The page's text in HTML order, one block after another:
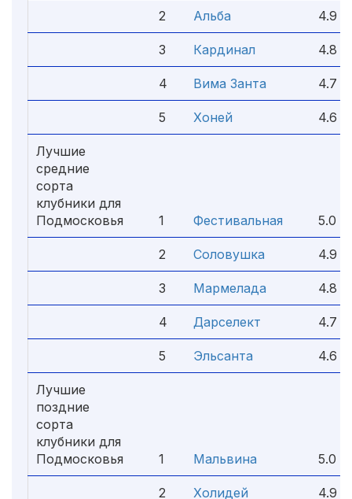
2 Альба 4.9
3 Кардинал 4.8
4 Вима Занта 4.7
5 Хоней 4.6
Лучшие
средние
сорта
клубники для
Подмосковья
1 Фестивальная 5.0
2 Соловушка 4.9
3 Мармелада 4.8
4 Дарселект 4.7
5 Эльсанта 4.6
Лучшие
поздние
сорта
клубники для
Подмосковья
1 Мальвина 5.0
2 Холидей 4.9